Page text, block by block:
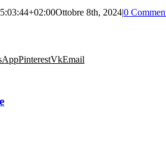
Ottobre 8th, 2024|0
PinterestVkEmail